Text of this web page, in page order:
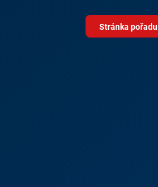
Stránka pořadu